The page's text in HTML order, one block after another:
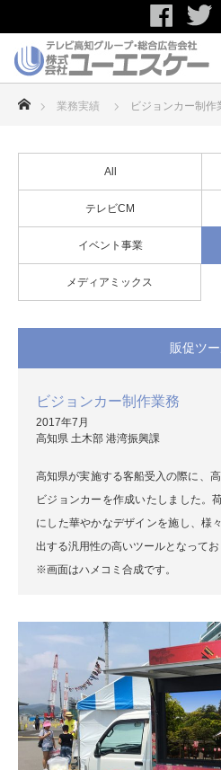
ホーム
業務実績 ビジョンカー制作
All
テレビCM
イベント事業
メディアミックス
販促ツ
ビジョンカー制作業務
2017年7月
高知県 土木部 港湾振興課
高知県が実施する客船受入の際に、
ビジョンカーを作成いたしました。
にした華やかなデザインを施し、様
出する汎用性の高いツールとなってお
※画面はハメコミ合成です。